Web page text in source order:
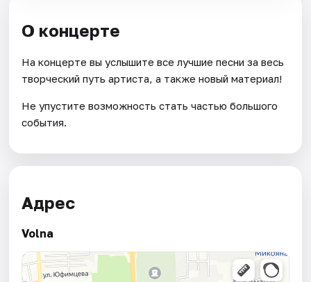
О концерте
На концерте вы услышите все лучшие песни за весь
творческий путь артиста, а также новый материал!
Не упустите возможность стать частью большого
события.
Адрес
Volna